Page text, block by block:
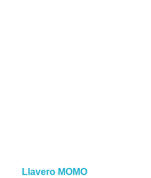
Llavero MOMO